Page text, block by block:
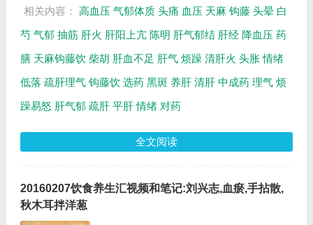
相关内容： 高血压 气郁体质 头痛 血压 天麻 钩藤 头晕 白
芍 气郁 抽筋 肝火 肝阳上亢 陈明 肝气郁结 肝经 降血压 药
膳 天麻钩藤饮 柴胡 肝血不足 肝气 烦躁 清肝火 头胀 情绪
低落 疏肝理气 钩藤饮 选药 黑斑 养肝 清肝 中成药 理气 烦
躁易怒 肝气郁 疏肝 平肝 情绪 对药
全文阅读
20160207饮食养生汇视频和笔记:刘兴志,血瘀,手拈散,
秋木耳拌洋葱